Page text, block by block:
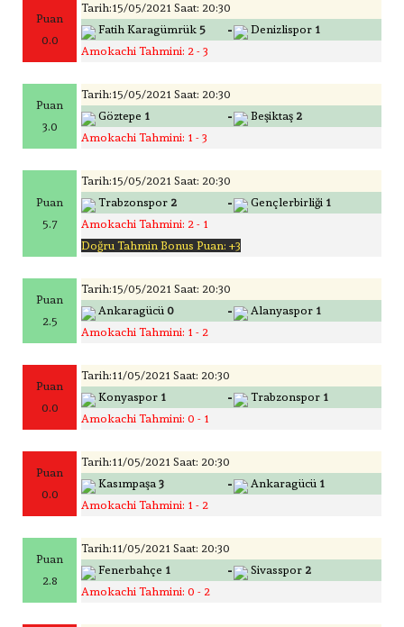
Puan
0.0
Tarih:15/05/2021 Saat: 20:30
Fatih Karagümrük 5 - Denizlispor 1
Amokachi Tahmini: 2 - 3
Puan
3.0
Tarih:15/05/2021 Saat: 20:30
Göztepe 1 - Beşiktaş 2
Amokachi Tahmini: 1 - 3
Puan
5.7
Tarih:15/05/2021 Saat: 20:30
Trabzonspor 2 - Gençlerbirliği 1
Amokachi Tahmini: 2 - 1
Doğru Tahmin Bonus Puan: +3
Puan
2.5
Tarih:15/05/2021 Saat: 20:30
Ankaragücü 0 - Alanyaspor 1
Amokachi Tahmini: 1 - 2
Puan
0.0
Tarih:11/05/2021 Saat: 20:30
Konyaspor 1 - Trabzonspor 1
Amokachi Tahmini: 0 - 1
Puan
0.0
Tarih:11/05/2021 Saat: 20:30
Kasımpaşa 3 - Ankaragücü 1
Amokachi Tahmini: 1 - 2
Puan
2.8
Tarih:11/05/2021 Saat: 20:30
Fenerbahçe 1 - Sivasspor 2
Amokachi Tahmini: 0 - 2